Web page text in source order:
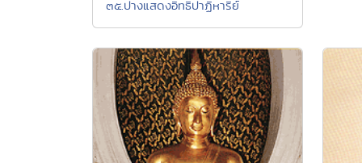
๓๕.ปางแสดงอิทธิปาฏิหาริย์